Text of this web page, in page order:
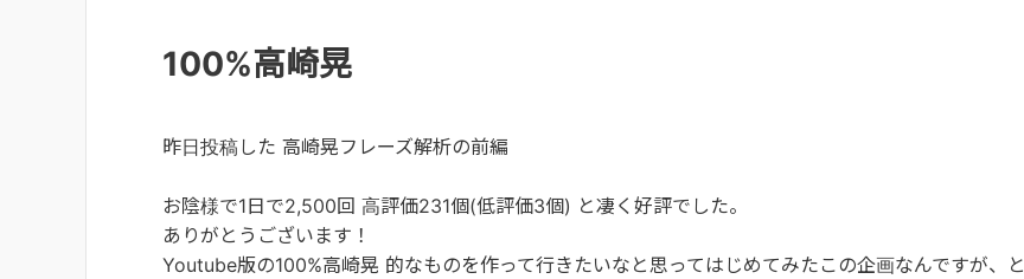
100%高崎晃
昨日投稿した 高崎晃フレーズ解析の前編
お陰様で1日で2,500回 高評価231個(低評価3個) と凄く好評でした。
ありがとうございます！
Youtube版の100%高崎晃 的なものを作って行きたいなと思ってはじめてみたこの企画なんですが、と